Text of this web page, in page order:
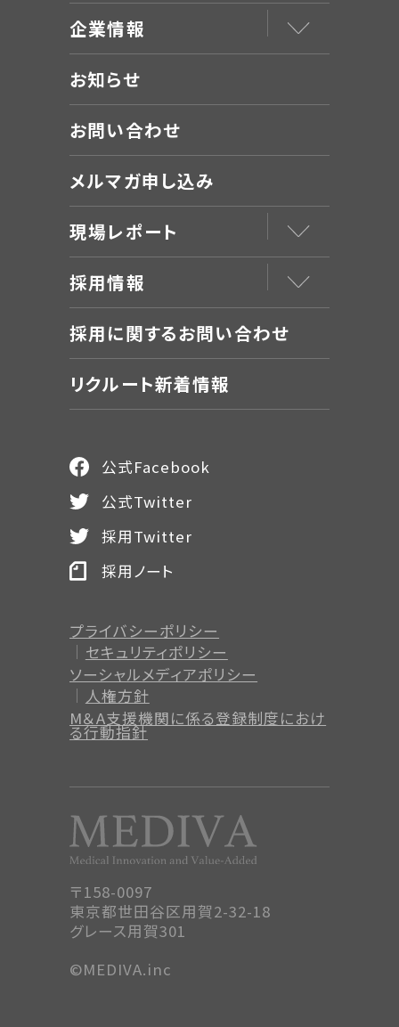
企業情報
お知らせ
お問い合わせ
メルマガ申し込み
現場レポート
採用情報
採用に関するお問い合わせ
リクルート新着情報
〒158-0097
東京都世田谷区用賀2-32-18
グレース用賀301
プライバシーポリシー
セキュリティポリシー
ソーシャルメディアポリシー
人権方針
M＆A支援機関に係る登録制度におけ
る行動指針
公式Facebook
公式Twitter
採用Twitter
採用ノート
©MEDIVA.inc